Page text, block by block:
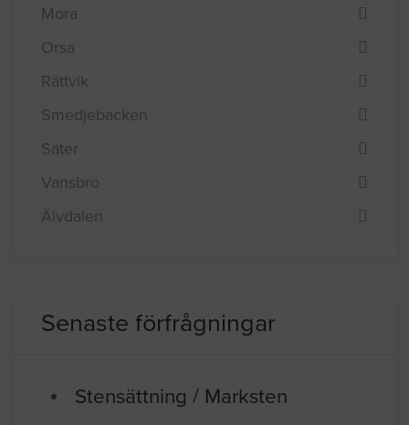
Mora
Orsa
Rättvik
Smedjebacken
Säter
Vansbro
Älvdalen
Senaste förfrågningar
Stensättning / Marksten